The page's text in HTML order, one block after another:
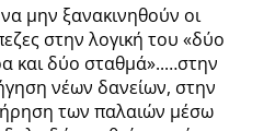
να μην ξανακινηθούν οι
στην λογική του «δύο
και δύο σταθμά»..…στην
νέων δανείων, στην
των παλαιών μέσω